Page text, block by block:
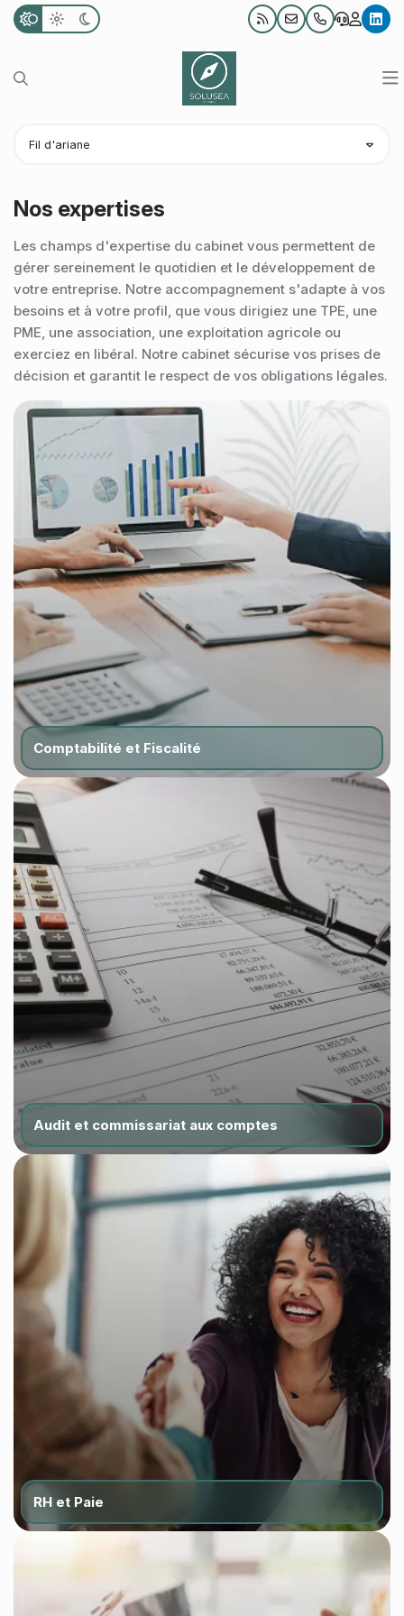
Notre blog
Nous contacter
04 78 35 35 20
Notre cabinet
Notre bureau
Notre équipe
Nos outils collaboratifs
Nous rejoindre
Comptabilité et Fiscalité
Audit et commissariat aux comptes
RH et Paie
Création d'entreprise
Juridique d’entreprise
Votre profil
TPE et entrepreneurs
PME et ETI
Professions libérales
Nos ressources
Actualités
Échéancier
Rechercher sur le site
Fil d'ariane
Nos expertises
Les champs d'expertise du cabinet vous permettent de
gérer sereinement le quotidien et le développement de
votre entreprise. Notre accompagnement s'adapte à vos
besoins et à votre profil, que vous dirigiez une TPE, une
PME, une association, une exploitation agricole ou
exerciez en libéral. Notre cabinet sécurise vos prises de
décision et garantit le respect de vos obligations légales.
Comptabilité et Fiscalité
Audit et commissariat aux comptes
RH et Paie